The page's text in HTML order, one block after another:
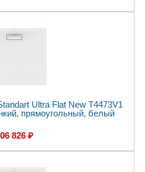
Ultra Flat New T4473V1
прямоугольный, белый
826 ₽